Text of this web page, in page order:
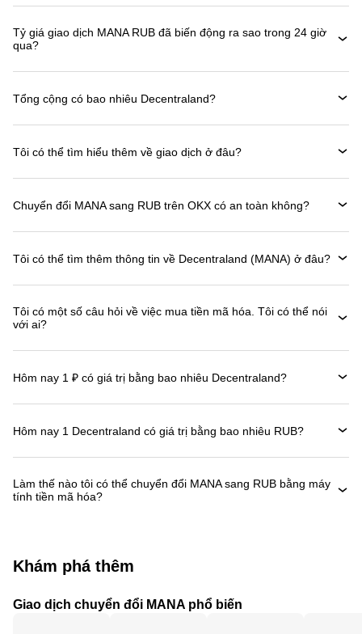
Tỷ giá giao dịch MANA RUB đã biến động ra sao trong 24 giờ
qua?
Tổng cộng có bao nhiêu Decentraland?
Tôi có thể tìm hiểu thêm về giao dịch ở đâu?
Chuyển đổi MANA sang RUB trên OKX có an toàn không?
Tôi có thể tìm thêm thông tin về Decentraland (MANA) ở đâu?
Tôi có một số câu hỏi về việc mua tiền mã hóa. Tôi có thể nói
với ai?
Hôm nay 1 ₽ có giá trị bằng bao nhiêu Decentraland?
Hôm nay 1 Decentraland có giá trị bằng bao nhiêu RUB?
Làm thế nào tôi có thể chuyển đổi MANA sang RUB bằng máy
tính tiền mã hóa?
Khám phá thêm
Giao dịch chuyển đổi MANA phổ biến